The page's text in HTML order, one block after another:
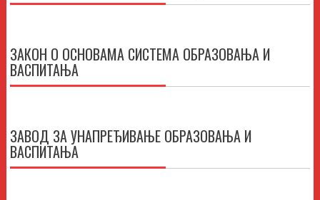
ЗАКОН О ОСНОВАМА СИСТЕМА ОБРАЗОВАЊА И
ВАСПИТАЊА
ЗАВОД ЗА УНАПРЕЂИВАЊЕ ОБРАЗОВАЊА И
ВАСПИТАЊА